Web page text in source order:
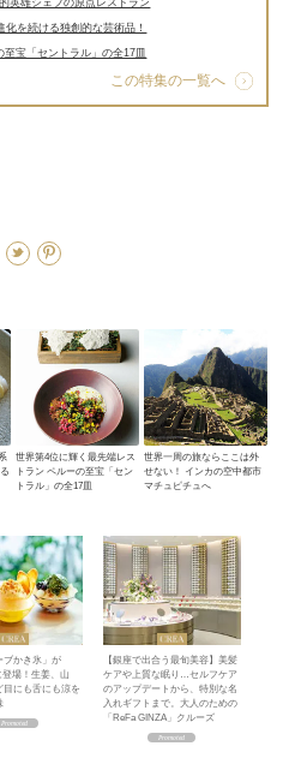
英雄シェフの原点レストラン
を続ける独創的な芸術品！
宝「セントラル」の全17皿
この特集の一覧へ
世界第4位に輝く最先端レス
トラン ペルーの至宝「セン
トラル」の全17皿
世界一周の旅ならここは外
せない！ インカの空中都市
マチュピチュへ
ブかき氷」が
場！生姜、山
目にも舌にも涼を
【銀座で出合う最旬美容】美髪
ケアや上質な眠り…セルフケア
のアップデートから、特別な名
入れギフトまで。大人のための
「ReFa GINZA」クルーズ